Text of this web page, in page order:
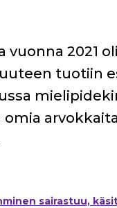
vuonna 2021
tuotiin
sairastuu,